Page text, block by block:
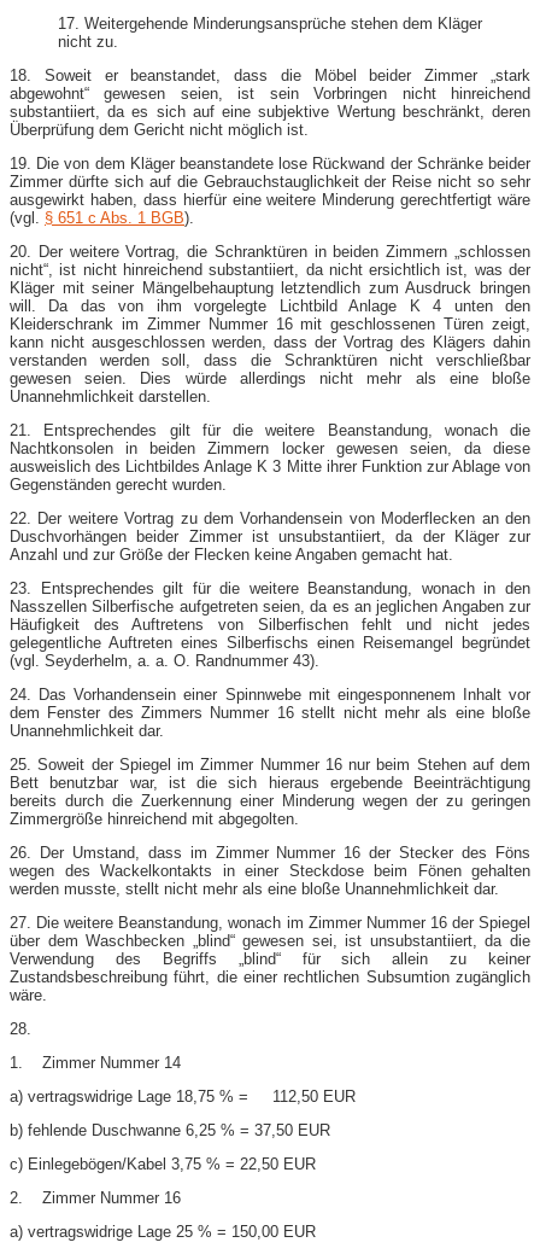
17. Weitergehende Minderungsansprüche stehen dem Kläger
nicht zu.
18. Soweit er beanstandet, dass die Möbel beider Zimmer „stark
abgewohnt“ gewesen seien, ist sein Vorbringen nicht hinreichend
substantiiert, da es sich auf eine subjektive Wertung beschränkt, deren
Überprüfung dem Gericht nicht möglich ist.
19. Die von dem Kläger beanstandete lose Rückwand der Schränke beider
Zimmer dürfte sich auf die Gebrauchstauglichkeit der Reise nicht so sehr
ausgewirkt haben, dass hierfür eine weitere Minderung gerechtfertigt wäre
(vgl. § 651 c Abs. 1 BGB).
20. Der weitere Vortrag, die Schranktüren in beiden Zimmern „schlossen
nicht“, ist nicht hinreichend substantiiert, da nicht ersichtlich ist, was der
Kläger mit seiner Mängelbehauptung letztendlich zum Ausdruck bringen
will. Da das von ihm vorgelegte Lichtbild Anlage K 4 unten den
Kleiderschrank im Zimmer Nummer 16 mit geschlossenen Türen zeigt,
kann nicht ausgeschlossen werden, dass der Vortrag des Klägers dahin
verstanden werden soll, dass die Schranktüren nicht verschließbar
gewesen seien. Dies würde allerdings nicht mehr als eine bloße
Unannehmlichkeit darstellen.
21. Entsprechendes gilt für die weitere Beanstandung, wonach die
Nachtkonsolen in beiden Zimmern locker gewesen seien, da diese
ausweislich des Lichtbildes Anlage K 3 Mitte ihrer Funktion zur Ablage von
Gegenständen gerecht wurden.
22. Der weitere Vortrag zu dem Vorhandensein von Moderflecken an den
Duschvorhängen beider Zimmer ist unsubstantiiert, da der Kläger zur
Anzahl und zur Größe der Flecken keine Angaben gemacht hat.
23. Entsprechendes gilt für die weitere Beanstandung, wonach in den
Nasszellen Silberfische aufgetreten seien, da es an jeglichen Angaben zur
Häufigkeit des Auftretens von Silberfischen fehlt und nicht jedes
gelegentliche Auftreten eines Silberfischs einen Reisemangel begründet
(vgl. Seyderhelm, a. a. O. Randnummer 43).
24. Das Vorhandensein einer Spinnwebe mit eingesponnenem Inhalt vor
dem Fenster des Zimmers Nummer 16 stellt nicht mehr als eine bloße
Unannehmlichkeit dar.
25. Soweit der Spiegel im Zimmer Nummer 16 nur beim Stehen auf dem
Bett benutzbar war, ist die sich hieraus ergebende Beeinträchtigung
bereits durch die Zuerkennung einer Minderung wegen der zu geringen
Zimmergröße hinreichend mit abgegolten.
26. Der Umstand, dass im Zimmer Nummer 16 der Stecker des Föns
wegen des Wackelkontakts in einer Steckdose beim Fönen gehalten
werden musste, stellt nicht mehr als eine bloße Unannehmlichkeit dar.
27. Die weitere Beanstandung, wonach im Zimmer Nummer 16 der Spiegel
über dem Waschbecken „blind“ gewesen sei, ist unsubstantiiert, da die
Verwendung des Begriffs „blind“ für sich allein zu keiner
Zustandsbeschreibung führt, die einer rechtlichen Subsumtion zugänglich
wäre.
28.
1. Zimmer Nummer 14
a) vertragswidrige Lage 18,75 % = 112,50 EUR
b) fehlende Duschwanne 6,25 % = 37,50 EUR
c) Einlegebögen/Kabel 3,75 % = 22,50 EUR
2. Zimmer Nummer 16
a) vertragswidrige Lage 25 % = 150,00 EUR